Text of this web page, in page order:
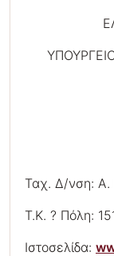
Ταχ. Δ/νση: Α.
Τ.Κ. ? Πόλη:
Ιστοσελίδα: